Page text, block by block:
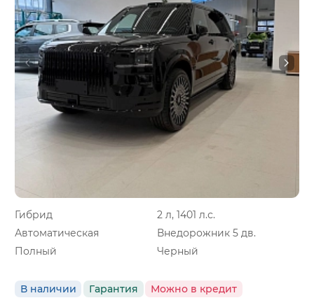
Гибрид
2 л, 1401 л.с.
Автоматическая
Внедорожник 5 дв.
Полный
Черный
В наличии Гарантия Можно в кредит